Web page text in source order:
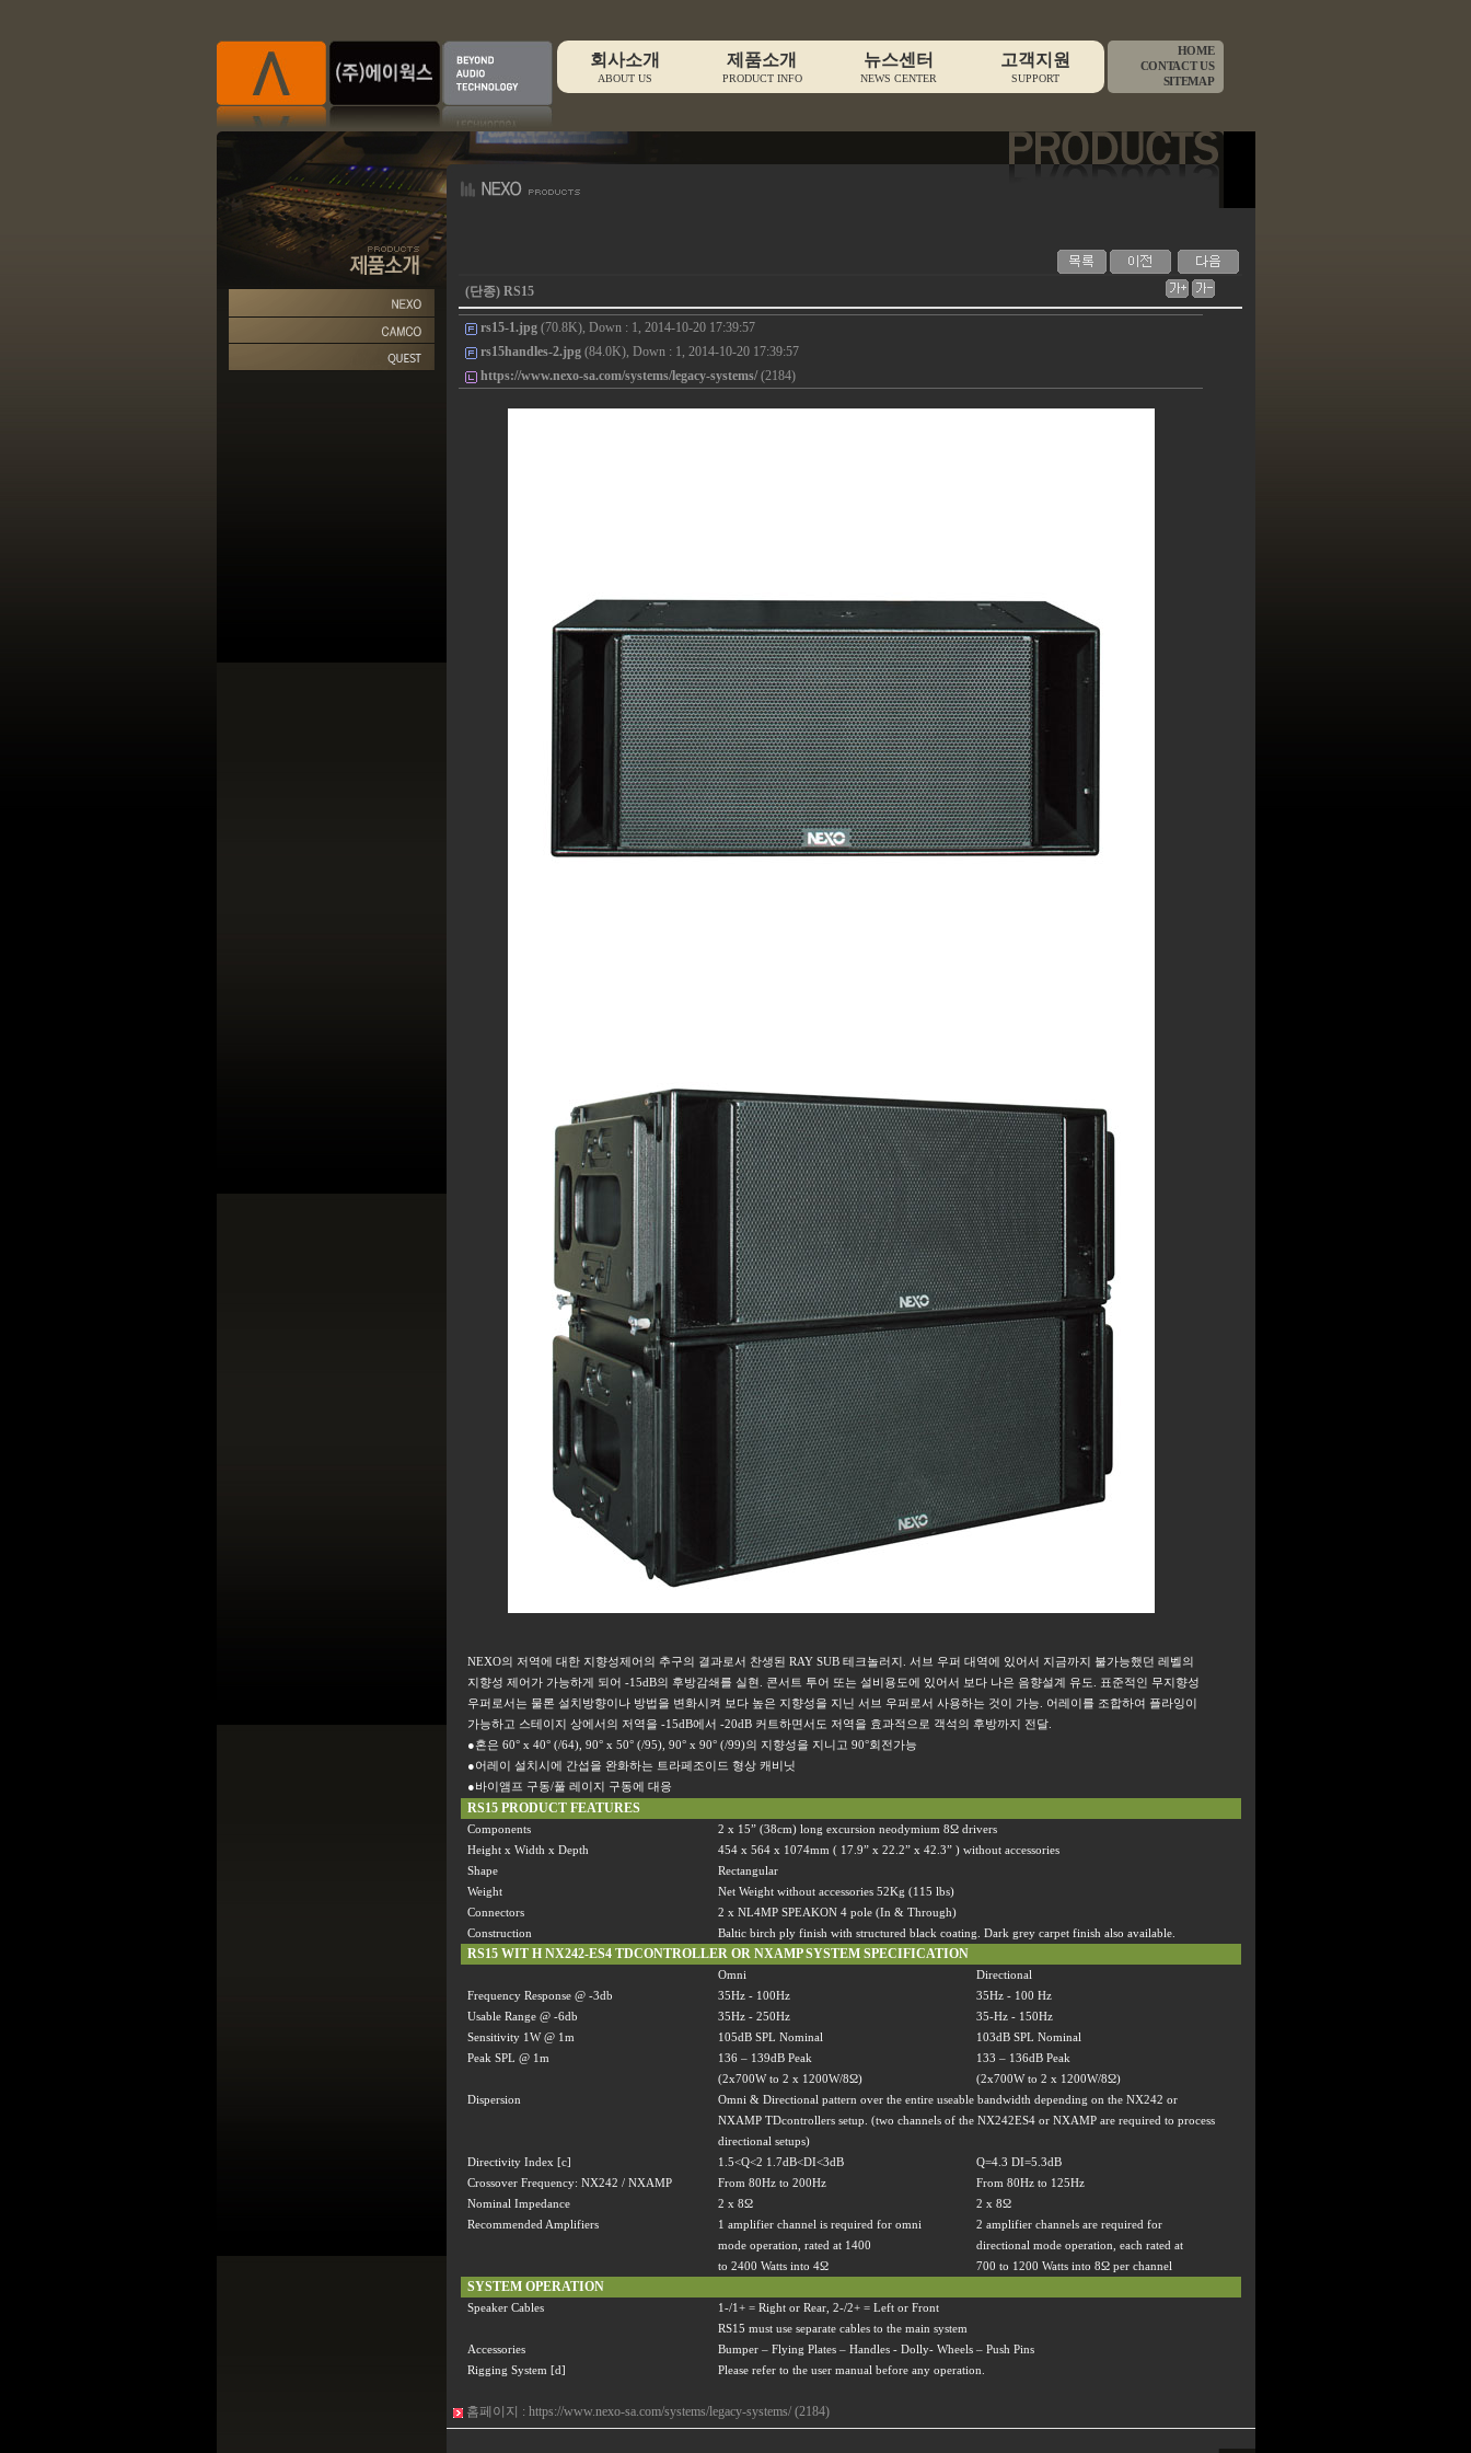
회사소개
ABOUT US
제품소개
PRODUCT INFO
뉴스센터
NEWS CENTER
고객지원
SUPPORT
HOME
CONTACT US
SITEMAP
(단종) RS15
rs15-1.jpg (70.8K), Down : 1, 2014-10-20 17:39:57
rs15handles-2.jpg (84.0K), Down : 1, 2014-10-20 17:39:57
https://www.nexo-sa.com/systems/legacy-systems/(2184)
NEXO의 저역에 대한 지향성제어의 추구의 결과로서 찬생된 RAY SUB테크놀러지
서브 우퍼 대역에 있어서 지금까지 불가능했던 레벨의
지향성 제어가 가능하게 되어 -15dB의 후방감쇄를 실현 콘서트 투어 또는 설비용도에 있어서 보다 나은 음향설계 유도
표준적인 무지향성
우퍼로서는 물론 설치방향이나 방법을 변화시켜 보다 높은 지향성을 지닌 서브 우퍼로서 사용하는 것이 가능
어레이를 조합하여 플라잉이
가능하고 스테이지 상에서의 저역을 -15dB에서 -20dB 커트하면서도 저역을 효과적으로 객석의 후방까지 전달
●혼은 60° x 40° (/64), 90° x 50° (/95), 90° x 90° (/99)의 지향성을 지니고 90°회전가능
●어레이 설치시에 간섭을 완화하는 트라페조이드 형상 캐비닛
●바이앰프 구동/풀 레이지 구동에 대응
RS15 PRODUCT FEATURES
Components 2 x 15” (38cm) long excursion neodymium 8Ω drivers
Height x Width x Depth
454 x 564 x 1074mm ( 17.9” x 22.2” x 42.3” ) without accessories
Shape
Rectangular
Weight
Net Weight without accessories 52Kg (115 lbs)
Connectors
2 x NL4MP SPEAKON 4 pole (In & Through)
Construction
Baltic birch ply finish with structured black coating. Dark grey carpet finish also available.
RS15 WIT H NX242-ES4 TDCONTROLLER OR NXAMP SYSTEM SPECIFICATION
Omni
Directional
Frequency Response @ -3db
35Hz - 100Hz
35Hz - 100 Hz
Usable Range @ -6db
35Hz - 250Hz
35-Hz - 150Hz
Sensitivity 1W @ 1m
105dB SPL Nominal
103dB SPL Nominal
Peak SPL @ 1m
136– 139dB Peak 133– 136dB Peak
(2x700W to 2 x 1200W/8Ω) (2x700W to 2 x 1200W/8Ω)
Dispersion
Omni & Directional pattern over the entire useable bandwidth depending on the NX242 or
NXAMP TDcontrollers setup. (two channels of the NX242ES4 or NXAMP are required to process
directional setups)
Directivity Index [c]
1.5<Q<2 1.7dB<DI<3dB
Q=4.3 DI=5.3dB
Crossover Frequency: NX242 / NXAMP
From 80Hz to 200Hz
From 80Hz to 125Hz
Nominal Impedance
2 x 8Ω 2 x 8Ω
Recommended Amplifiers
1 amplifier channel is required for omni
2 amplifier channels are required for
mode operation, rated at 1400
directional mode operation, each rated at
to 2400 Watts into 4Ω 700 to 1200 Watts into 8Ω per channel
SYSTEM OPERATION
Speaker Cables
1-/1+ = Right or Rear, 2-/2+ = Left or Front
RS15 must use separate cables to the main system
Accessories
Bumper– Flying Plates– Handles - Dolly- Wheels– Push Pins
Rigging System [d]
Please refer to the user manual before any operation.
홈페이지 : https://www.nexo-sa.com/systems/legacy-systems/ (2184)